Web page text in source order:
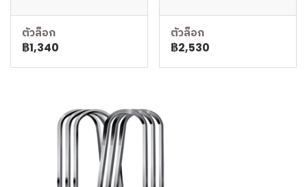
ตัวล็อก
฿1,340
ตัวล็อก
฿2,530